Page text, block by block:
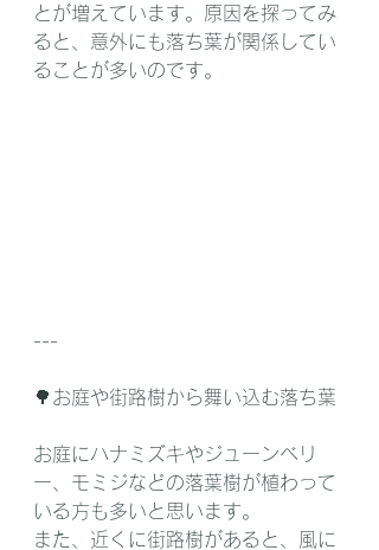
とが増えています。原因を探ってみ
ると、意外にも落ち葉が関係してい
ることが多いのです。
---
🌳お庭や街路樹から舞い込む落ち葉
お庭にハナミズキやジューンベリ
ー、モミジなどの落葉樹が植わって
いる方も多いと思います。
また、近くに街路樹があると、風に